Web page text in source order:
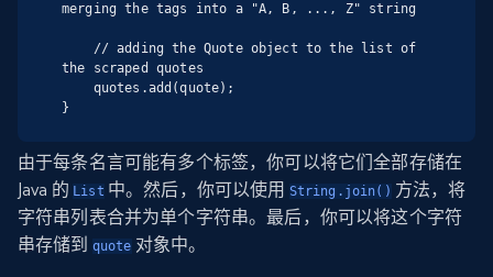
merging the tags into a "A, B, ..., Z" string
the scraped quotes
}
由于每条名言可能有多个标签，你可以将它们全部存储在
Java 的 List中。然后，你可以使用 String.join() 方法，将
字符串列表合并为单个字符串。最后，你可以将这个字符
串存储到 quote 对象中。